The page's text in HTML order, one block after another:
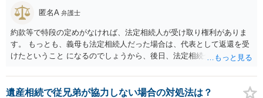
にお問い合わせください。 以上、ご参考まで。
匿名A 弁護士
約款等で特段の定めがなければ、法定相続人が受け取り権利がありま
す。 もっとも、義母も法定相続人だった場合は、代表として返還を受
けたということ になるのでしょうから、後日、法定相続分に基づいて
遺産相続で従兄弟が協力しない場合の対処法は？